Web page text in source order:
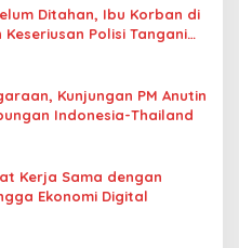
Ditahan, Ibu Korban di
Polisi Tangani
Hamil
Kunjungan PM Anutin
Indonesia-Thailand
Kerja Sama dengan
Ekonomi Digital